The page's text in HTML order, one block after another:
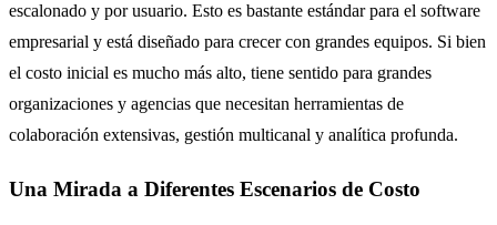
escalonado y por usuario. Esto es bastante estándar para el software
empresarial y está diseñado para crecer con grandes equipos. Si bien
el costo inicial es mucho más alto, tiene sentido para grandes
organizaciones y agencias que necesitan herramientas de
colaboración extensivas, gestión multicanal y analítica profunda.
Una Mirada a Diferentes Escenarios de Costo